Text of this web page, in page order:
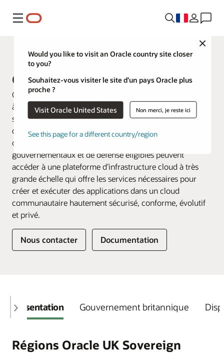
Menu
Close
Would you like to visit an Oracle country site closer
to you?
Souhaitez-vous visiter le site d’un pays Oracle plus
proche ?
Visit Oracle United States Non merci, je reste ici
See this page for a different country/region
Cloud dédié
Oracle UK Sovereign Cloud
Oracle UK Sovereign Cloud est le premier et le seul cloud
à double région dédié proposé par un fournisseur de
services cloud majeur, pour les organisations éligibles
qui ont besoin de données et d’une souveraineté
opérationnelle au Royaume-Uni. Les clients
gouvernementaux et de défense éligibles peuvent
accéder à une plateforme d’infrastructure cloud à très
grande échelle qui offre les services nécessaires pour
créer et exécuter des applications dans un cloud
communautaire hautement sécurisé, conforme, évolutif
et privé.
Nous contacter Documentation
Présentation Gouvernement britannique
Régions Oracle UK Sovereign